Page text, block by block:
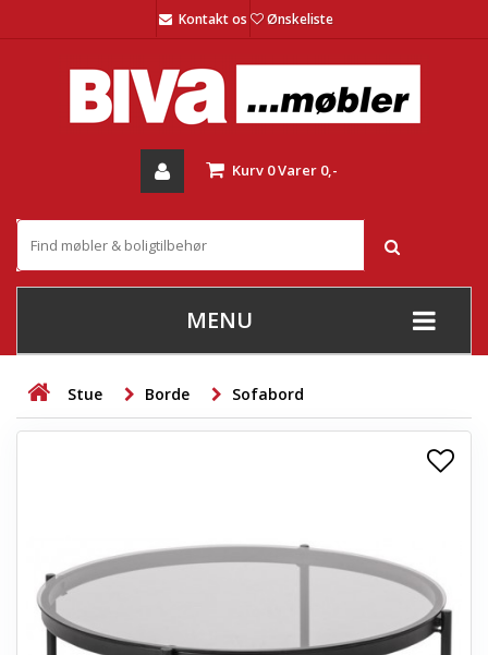
Kontakt os Ønskeliste
Kurv 0Varer 0,-
MENU
+
STUE
+
+
KONTORMØBLER
+
OPBEVARING
Stue Borde Sofabord